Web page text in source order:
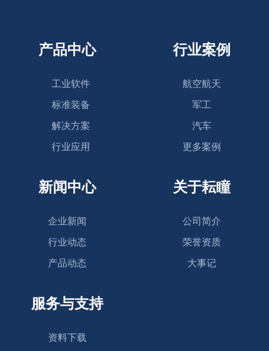
产品中心
工业软件
标准装备
解决方案
行业应用
行业案例
航空航天
军工
汽车
更多案例
新闻中心
企业新闻
行业动态
产品动态
关于耘瞳
公司简介
荣誉资质
大事记
服务与支持
资料下载